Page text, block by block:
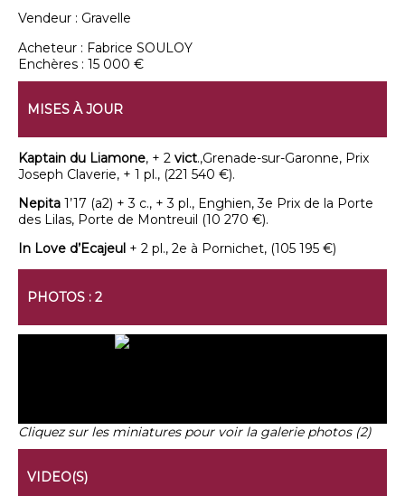
Vendeur : Gravelle
Acheteur : Fabrice SOULOY
Enchères : 15 000 €
MISES À JOUR
Kaptain du Liamone, + 2 vict.,Grenade-sur-Garonne, Prix
Joseph Claverie, + 1 pl., (221 540 €).
Nepita 1’17 (a2) + 3 c., + 3 pl., Enghien, 3e Prix de la Porte
des Lilas, Porte de Montreuil (10 270 €).
In Love d’Ecajeul + 2 pl., 2e à Pornichet, (105 195 €)
PHOTOS : 2
Cliquez sur les miniatures pour voir la galerie photos (2)
VIDEO(S)